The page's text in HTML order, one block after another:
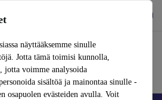
näyttääksemme sinulle
Jotta tämä toimisi kunnolla,
jotta voimme analysoida
sisältöä ja mainontaa sinulle -
osapuolen evästeiden avulla. Voit
ja helposti